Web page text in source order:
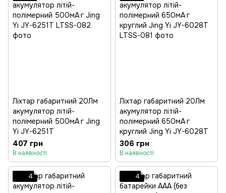
Ліхтар габаритний 20Лм
акумулятор літій-
полімерний 500мА·г Jing
Yi JY-6251T
407 грн
В наявності
Ліхтар габаритний 20Лм
акумулятор літій-
полімерний 650мА·г
круглий Jing Yi JY-6028T
306 грн
В наявності
4 4